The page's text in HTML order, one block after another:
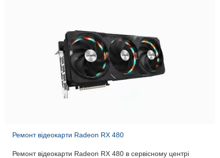
Ремонт відеокарти Radeon RX 480
Ремонт відеокарти Radeon RX 480 в сервісному центрі